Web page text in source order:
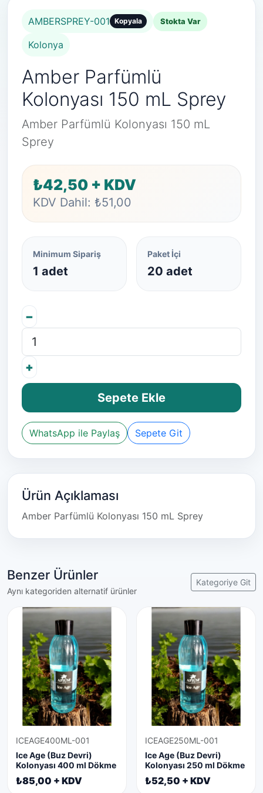
AMBERSPREY-001 Kopyala Stokta Var
Kolonya
Amber Parfümlü
Kolonyası 150 mL Sprey
Amber Parfümlü Kolonyası 150 mL
Sprey
₺42,50 + KDV
KDV Dahil: ₺51,00
Minimum Sipariş
1 adet
Paket İçi
20 adet
−
+
Sepete Ekle
WhatsApp ile Paylaş Sepete Git
Ürün Açıklaması
Amber Parfümlü Kolonyası 150 mL Sprey
Benzer Ürünler
Aynı kategoriden alternatif ürünler
Kategoriye Git
ICEAGE400ML-001
Ice Age (Buz Devri)
Kolonyası 400 ml Dökme
₺85,00 + KDV
ICEAGE250ML-001
Ice Age (Buz Devri)
Kolonyası 250 ml Dökme
₺52,50 + KDV